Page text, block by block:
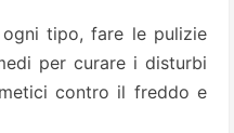
tipo, fare le pulizie
per curare i disturbi
contro il freddo e